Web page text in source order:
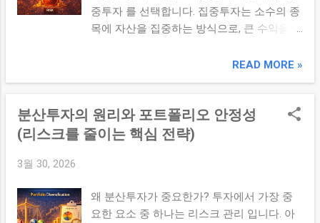
목 안정형 중립형 공격형 리스크 낮음 중간
높음 수익 기대 낮음 중간 높음 전략 안정 중
투자 목적 투자 기간 리스크 감수 능력 이 세
가지 ...
중투자 를 선택합니다. 집중투자는 소수의 종
목에 자산을 집중하는 방식으로, 큰 수익을
다. ✔ 핵심 요약 집중투자는 높은 수익을 기
자의 개념 집중투자는 자산을 소수의 종목이
나 특정 분야에 집중하여 투자하는 전략입니
이 크게 증가합니다. ② 분석 효율성 소수의
기업에 집중함으로써 보다 깊이 있는 분석이
READ MORE »
분산투자의 원리와 포트폴리오 안정성
(리스크를 줄이는 핵심 전략)
3월 30, 2026
왜 분산투자가 중요한가? 투자에서 가장 중
요한 요소 중 하나는 리스크 관리 입니다. 아